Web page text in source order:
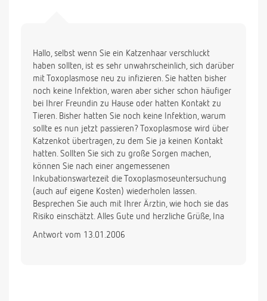
Hallo, selbst wenn Sie ein Katzenhaar verschluckt
haben sollten, ist es sehr unwahrscheinlich, sich darüber
mit Toxoplasmose neu zu infizieren. Sie hatten bisher
noch keine Infektion, waren aber sicher schon häufiger
bei Ihrer Freundin zu Hause oder hatten Kontakt zu
Tieren. Bisher hatten Sie noch keine Infektion, warum
sollte es nun jetzt passieren? Toxoplasmose wird über
Katzenkot übertragen, zu dem Sie ja keinen Kontakt
hatten. Sollten Sie sich zu große Sorgen machen,
können Sie nach einer angemessenen
Inkubationswartezeit die Toxoplasmoseuntersuchung
(auch auf eigene Kosten) wiederholen lassen.
Besprechen Sie auch mit Ihrer Ärztin, wie hoch sie das
Risiko einschätzt. Alles Gute und herzliche Grüße, Ina
Antwort vom 13.01.2006